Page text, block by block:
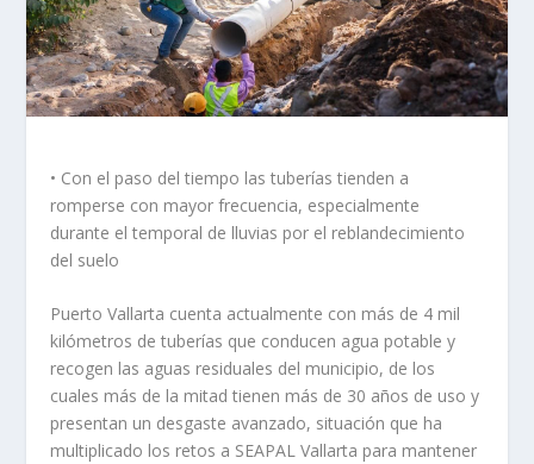
• Con el paso del tiempo las tuberías tienden a
romperse con mayor frecuencia, especialmente
durante el temporal de lluvias por el reblandecimiento
del suelo
Puerto Vallarta cuenta actualmente con más de 4 mil
kilómetros de tuberías que conducen agua potable y
recogen las aguas residuales del municipio, de los
cuales más de la mitad tienen más de 30 años de uso y
presentan un desgaste avanzado, situación que ha
multiplicado los retos a SEAPAL Vallarta para mantener